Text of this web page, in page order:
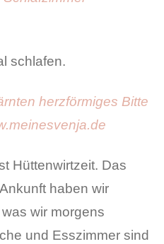
schlafen.
Hüttenwirtzeit. Das
haben wir
wir morgens
und Esszimmer sind